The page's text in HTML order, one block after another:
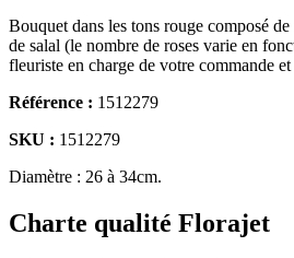
Bouquet dans les tons rouge composé
de salal (le nombre de roses varie en
fleuriste en charge de votre commande
Référence : 1512279
SKU : 1512279
Diamètre : 26 à 34cm.
Charte qualité Florajet